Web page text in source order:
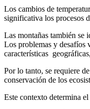
Los cambios de
significativa los procesos
Las montañas también se
Los problemas y desafíos
características
Por lo tanto, se requiere
conservación de los
Este contexto determina